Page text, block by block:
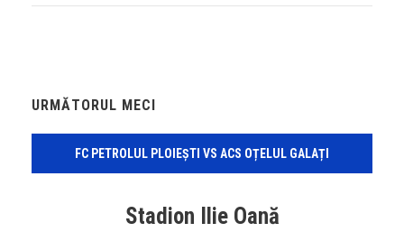
URMĂTORUL MECI
FC PETROLUL PLOIEȘTI VS ACS OȚELUL GALAȚI
Stadion Ilie Oană